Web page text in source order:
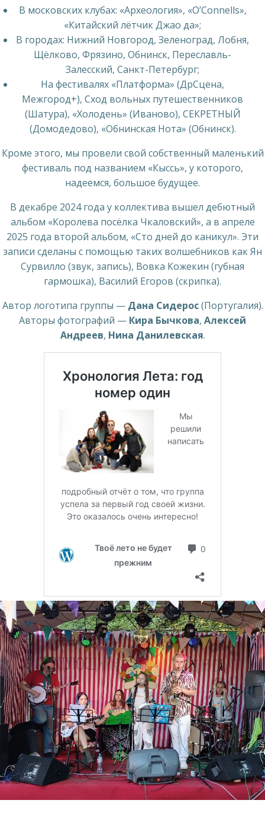
В московских клубах: «Археология», «O’Connells»,
«Китайский лётчик Джао да»;
В городах: Нижний Новгород, Зеленоград, Лобня,
Щёлково, Фрязино, Обнинск, Переславль-
Залесский, Санкт-Петербург;
На фестивалях «Платформа» (ДрСцена,
Межгород+), Сход вольных путешественников
(Шатура), «Холодень» (Иваново), СЕКРЕТНЫЙ
(Домодедово), «Обнинская Нота» (Обнинск).
Кроме этого, мы провели свой собственный маленький
фестиваль под названием «Кыссь», у которого,
надеемся, большое будущее.
В декабре 2024 года у коллектива вышел дебютный
альбом «Королева посёлка Чкаловский», а в апреле
2025 года второй альбом, «Сто дней до каникул». Эти
записи сделаны с помощью таких волшебников как Ян
Сурвилло (звук, запись), Вовка Кожекин (губная
гармошка), Василий Егоров (скрипка).
Автор логотипа группы — Дана Сидерос(Португалия).
Авторы фотографий — Кира Бычкова, Алексей
Андреев, Нина Данилевская.